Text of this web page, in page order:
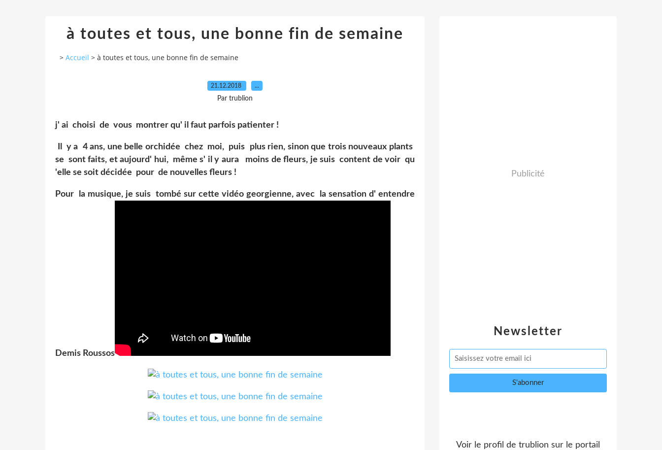
à toutes et tous, une bonne fin de semaine
> Accueil > à toutes et tous, une bonne fin de semaine
21.12.2018 …
Par trublion
j' ai choisi de vous montrer qu' il faut parfois patienter !
Il y a 4 ans, une belle orchidée chez moi, puis plus rien, sinon que trois nouveaux plants
se sont faits, et aujourd' hui, même s' il y aura moins de fleurs, je suis content de voir qu
'elle se soit décidée pour de nouvelles fleurs !
Pour la musique, je suis tombé sur cette vidéo georgienne, avec la sensation d' entendre
Demis Roussos
Newsletter
Publicité
Voir le profil de trublion sur le portail